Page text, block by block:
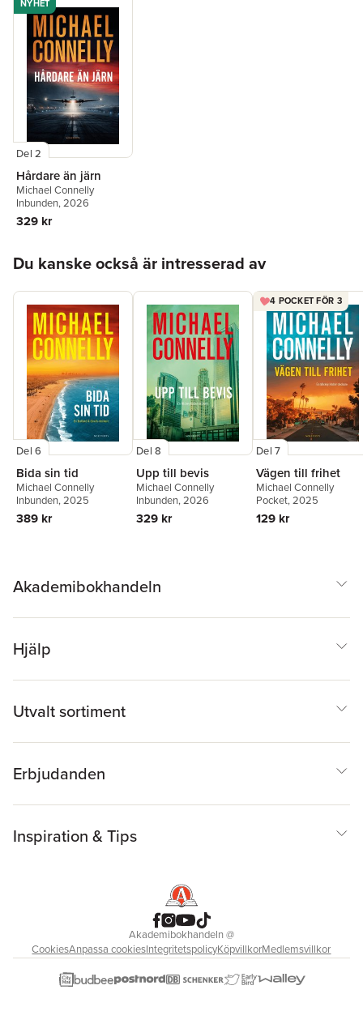
NYHET
Del 2
Hårdare än järn
Michael Connelly
Inbunden, 2026
329 kr
Du kanske också är intresserad av
Del 6
Bida sin tid
Michael Connelly
Inbunden, 2025
389 kr
Del 8
Upp till bevis
Michael Connelly
Inbunden, 2026
329 kr
4 POCKET FÖR 3
Del 7
Vägen till frihet
Michael Connelly
Pocket, 2025
129 kr
Akademibokhandeln
Hjälp
Utvalt sortiment
Erbjudanden
Inspiration & Tips
Akademibokhandeln@
CookiesAnpassa cookiesIntegritetspolicyKöpvillkorMedlemsvillkor